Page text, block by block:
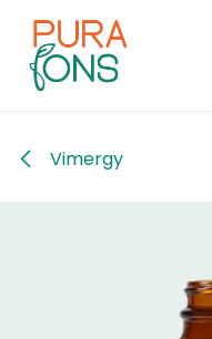
Vimergy